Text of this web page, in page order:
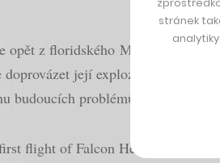
opět z floridského Mysu
doprovázet její exploze krátce po
budoucích problémů.
flight of Falcon Heavy on Feb 6
stránek